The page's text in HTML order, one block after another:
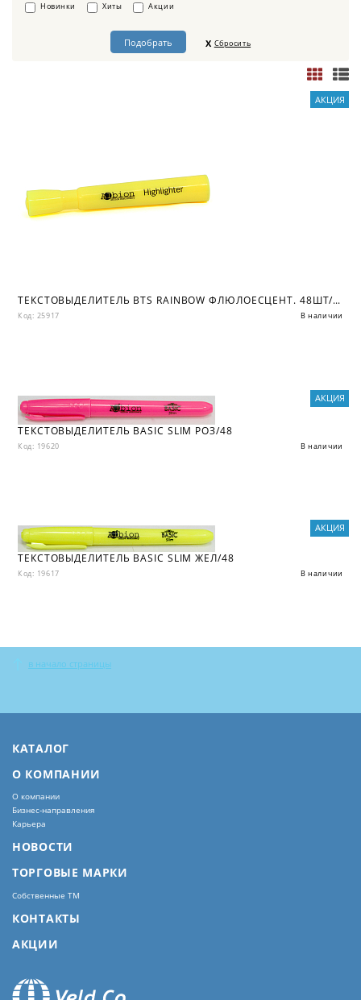
Сбросить
Новинки Хиты Акции
ТЕКСТОВЫДЕЛИТЕЛЬ BTS RAINBOW ФЛЮЛОЕСЦЕНТ. 48ШТ/КОР_ЦВЕТА В АСС
Код: 25917 В наличии
АКЦИЯ
ТЕКСТОВЫДЕЛИТЕЛЬ BASIC SLIM РОЗ/48
Код: 19620 В наличии
АКЦИЯ
ТЕКСТОВЫДЕЛИТЕЛЬ BASIC SLIM ЖЕЛ/48
Код: 19617 В наличии
АКЦИЯ
в начало страницы
КАТАЛОГ
О КОМПАНИИ
О компании
Бизнес-направления
Карьера
НОВОСТИ
ТОРГОВЫЕ МАРКИ
Собственные ТМ
КОНТАКТЫ
АКЦИИ